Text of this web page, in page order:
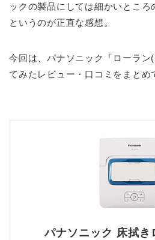
ックの製品にしては細かいところ
というのが正直な感想。
今回は、パナソニック「ローラ
てみたレビュー・口コミをまとめ
パナソニック 床拭き